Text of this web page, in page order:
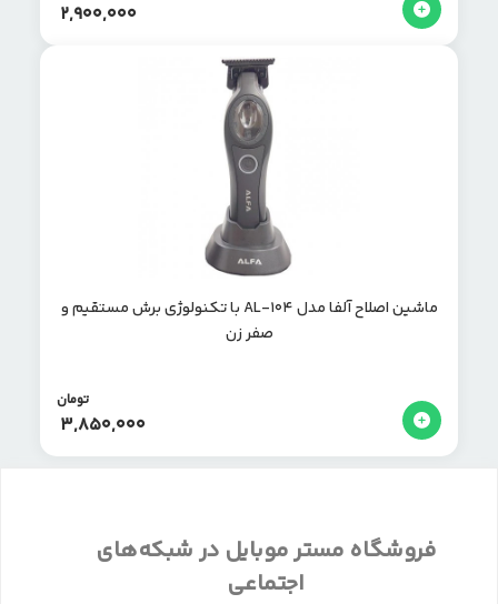
2,900,000
ماشین اصلاح آلفا مدل AL-104 با تکنولوژی برش مستقیم و
صفر زن
3,850,000
تومان
فروشگاه مستر موبایل در شبکه‌های
اجتماعی